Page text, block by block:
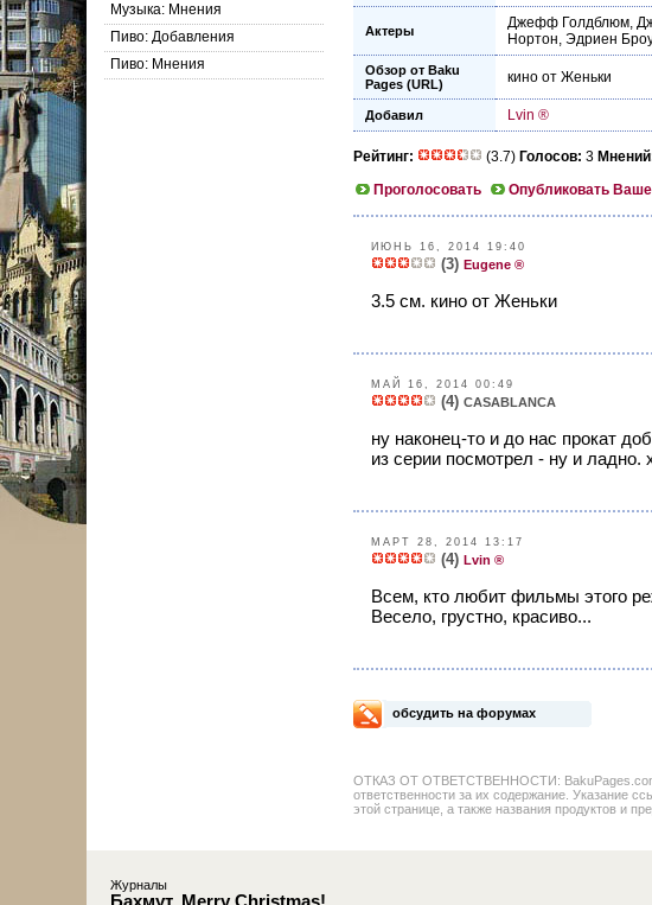
Музыка: Мнения
Пиво: Добавления
Пиво: Мнения
Актеры Джефф Голдблюм,
Нортон, Эдриен
Обзор от Baku
Pages (URL)
кино от Женьки
Добавил Lvin ®
Рейтинг: (3.7) Голосов: 3
Проголосовать
Опубликовать
ИЮНЬ 16, 2014 19:40
(3) Eugene ®
3.5 см. кино от Женьки
МАЙ 16, 2014 00:49
(4) CASABLANCA
ну наконец-то и до нас прокат
из серии посмотрел - ну и
МАРТ 28, 2014 13:17
(4) Lvin ®
Всем, кто любит фильмы этого
Весело, грустно, красиво...
обсудить на форумах
ОТКАЗ ОТ ОТВЕТСТВЕННОСТИ: BakuPages.com
ответственности за их содержание. Указание
этой странице, а также названия продуктов и
Журналы
Бахмут. Merry Christmas!